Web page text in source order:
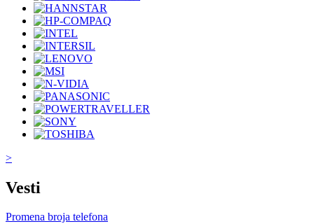
>
Vesti
Promena broja telefona